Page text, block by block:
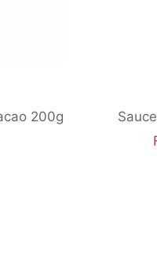
200g